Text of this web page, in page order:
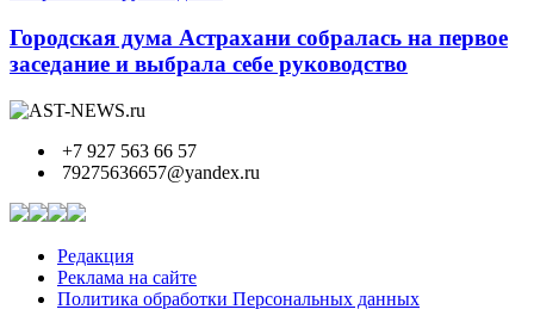
Городская дума Астрахани собралась на первое
заседание и выбрала себе руководство
+7 927 563 66 57
79275636657@yandex.ru
Редакция
Реклама на сайте
Политика обработки Персональных данных